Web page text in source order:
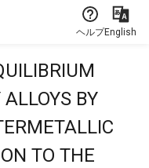
ヘルプEnglish
BY
TO THE